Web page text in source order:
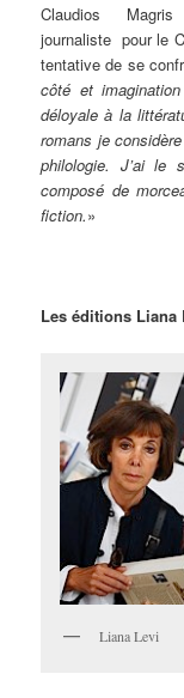
Claudios Magris
journaliste pour le
tentative de se
côté et
déloyale à la
romans je
philologie. J’ai le
composé de
fiction.»
Les éditions Liana
Liana Levi